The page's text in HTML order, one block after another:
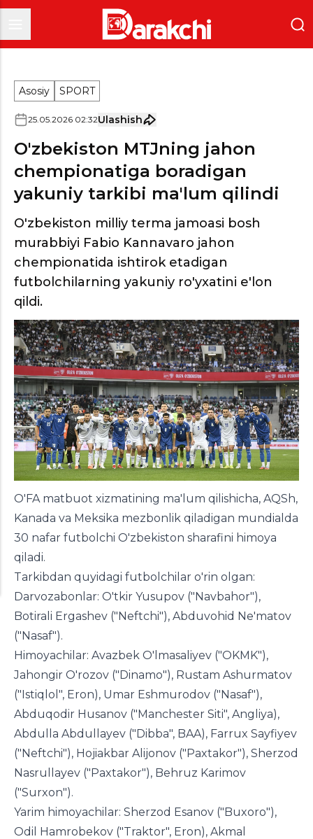
Asosiy SPORT
25.05.2026 02:32Ulashish
O'zbekiston MTJning jahon
chempionatiga boradigan
yakuniy tarkibi ma'lum qilindi
O'zbekiston milliy terma jamoasi bosh
murabbiyi Fabio Kannavaro jahon
chempionatida ishtirok etadigan
futbolchilarning yakuniy ro'yxatini e'lon
qildi.
O'FA matbuot xizmatining ma'lum qilishicha, AQSh,
Kanada va Meksika mezbonlik qiladigan mundialda
30 nafar futbolchi O'zbekiston sharafini himoya
qiladi.
Tarkibdan quyidagi futbolchilar o'rin olgan:
Darvozabonlar: O'tkir Yusupov ("Navbahor"),
Botirali Ergashev ("Neftchi"), Abduvohid Ne'matov
("Nasaf").
Himoyachilar: Avazbek O'lmasaliyev ("OKMK"),
Jahongir O'rozov ("Dinamo"), Rustam Ashurmatov
("Istiqlol", Eron), Umar Eshmurodov ("Nasaf"),
Abduqodir Husanov ("Manchester Siti", Angliya),
Abdulla Abdullayev ("Dibba", BAA), Farrux Sayfiyev
("Neftchi"), Hojiakbar Alijonov ("Paxtakor"), Sherzod
Nasrullayev ("Paxtakor"), Behruz Karimov
("Surxon").
Yarim himoyachilar: Sherzod Esanov ("Buxoro"),
Odil Hamrobekov ("Traktor", Eron), Akmal